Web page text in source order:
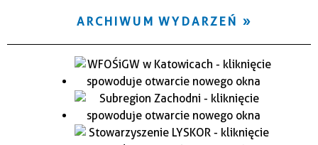
ARCHIWUM WYDARZEŃ